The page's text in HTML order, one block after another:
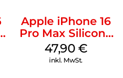
Apple iPhone 16
Pro Max Silicone
Case MagSafe
Black
47,90 €
inkl. MwSt.